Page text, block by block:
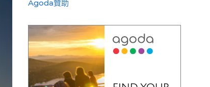
Agoda贊助